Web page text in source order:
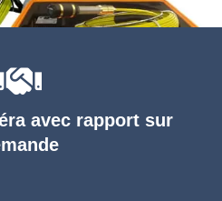
avec rapport sur